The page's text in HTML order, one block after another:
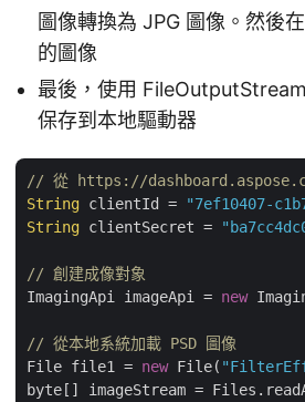
圖像轉換為 JPG 圖像。然後
的圖像
最後，使用
保存到本地驅動器
// 從 https://
String clientId =
"7ef10407-
String clientSecret =
// 創建成像對象
ImagingApi imageApi = new
// 從本地系統加載 PSD 圖像
File file1 = new File(
byte[] imageStream =